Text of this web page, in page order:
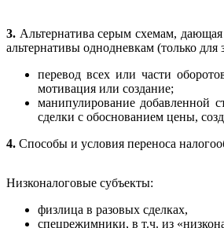
3. Альтернатива серым схемам,
альтернативы однодневкам (только для
перевод всех или части
мотивация или создание;
манипулирование добавленной
сделки с обоснованием цены,
4. Способы и условия переноса
Низконалоговые субъекты:
физлица в разовых сделках,
спецрежимники, в т.ч. из